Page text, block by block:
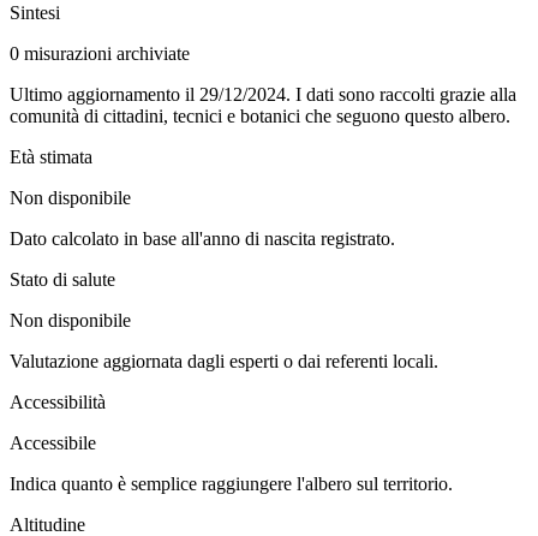
Sintesi
0 misurazioni archiviate
Ultimo aggiornamento il 29/12/2024. I dati sono raccolti grazie alla
comunità di cittadini, tecnici e botanici che seguono questo albero.
Età stimata
Non disponibile
Dato calcolato in base all'anno di nascita registrato.
Stato di salute
Non disponibile
Valutazione aggiornata dagli esperti o dai referenti locali.
Accessibilità
Accessibile
Indica quanto è semplice raggiungere l'albero sul territorio.
Altitudine